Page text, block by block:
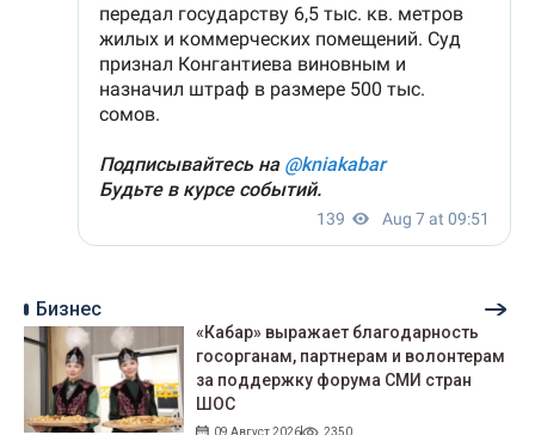
Бизнес
«Кабар» выражает благодарность
госорганам, партнерам и волонтерам
за поддержку форума СМИ стран
ШОС
09 Август 2026 2350